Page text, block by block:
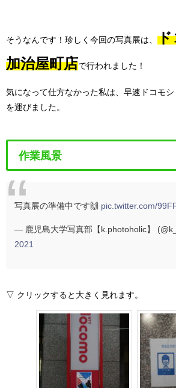
そうなんです！珍しく今回の写真展は、 ド
加治屋町店で行われました！
気になって仕方なかった私は、早速ドコモ
を運びました。
作業風景
写真展の準備中です🙌 pic.twitter.com/
— 鹿児島大学写真部【k.photoholic】
2021
▽ クリックすると大きく見れます。